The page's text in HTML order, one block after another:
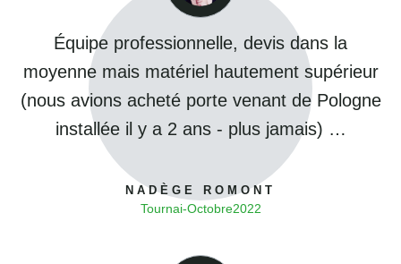
Équipe professionnelle, devis dans la
moyenne mais matériel hautement supérieur
(nous avions acheté porte venant de Pologne
installée il y a 2 ans - plus jamais) …
NADÈGE ROMONT
Tournai-Octobre2022